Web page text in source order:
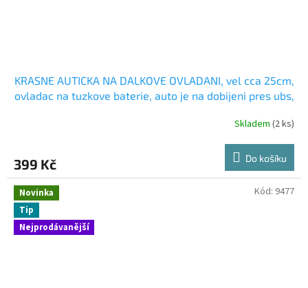
KRASNE AUTICKA NA DALKOVE OVLADANI, vel cca 25cm,
ovladac na tuzkove baterie, auto je na dobijeni pres ubs,
Skladem (2 ks)
399 Kč Do košíku
Novinka
Tip
Nejprodávanější
Kód: 9477